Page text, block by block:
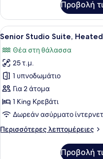
Heated
Tub,
View
Suite
with
Outdoor
Pool
and
Indoor
Heated
Tub,
Sea
View
Προβολή
Προβολή
όλων
των
φωτογραφιών
για
Senior
Studio
Suite,
Heated
Tub,
17
Senior Studio Suite,
Θέα στη θάλασσα
25 τ.μ.
1 υπνοδωμάτιο
Για 2 άτομα
1 King Κρεβάτι
Δωρεάν ασύρματο ίντερνετ
Περισσότερες λεπτομέρειες
Περισσότερες
Προβολή